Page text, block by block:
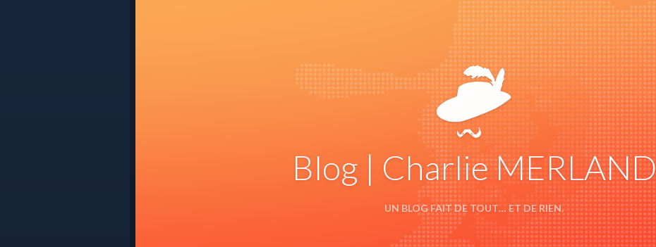
Blog | Charlie MERLAND
UN BLOG FAIT DE TOUT… ET DE RIEN.